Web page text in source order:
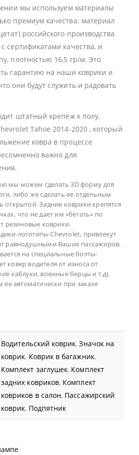
мы используем материалы
премиум качества: материал
российского производства
сертификатами качества, и
плотностью 16,5 гр/м. Это
гарантию на наши коврики и
они будут служить и радовать
штатный крепеж к полу,
Tahoe 2014-2020 , который
ковра в процессе
важно для
мы можем сделать 3D форму для
либо же сделать ее отдельным
открытой. Задние коврики крепятся
что не дает им «бегать» по
резиновые коврики.
логотипыChevrolet, привлекут
равнодушными Ваших пассажиров.
на специальные болты-
ковер водителя от износа от
каблуки, военные берцы и т.д).
ее автоматически при заказе
Водительский коврик,Значок на
коврик, Коврик в багажник,
Комплект заглушек, Комплект
задних ковриков, Комплект
ковриков в салон, Пассажирский
коврик, Подпятник